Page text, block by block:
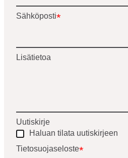
pakolliset
kentät
Sähköposti*
Lisätietoa
Uutiskirje
Haluan tilata uutiskirjeen
Tietosuojaseloste*